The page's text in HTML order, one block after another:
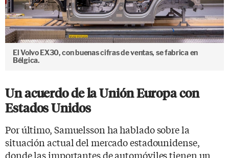
El Volvo EX30, con buenas cifras de ventas, se fabrica en
Bélgica.
Un acuerdo de la Unión Europa con
Estados Unidos
Por último, Samuelsson ha hablado sobre la
situación actual del mercado estadounidense,
donde las importantes de automóviles tienen un